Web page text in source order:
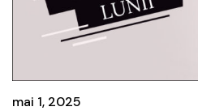
mai 1, 2025